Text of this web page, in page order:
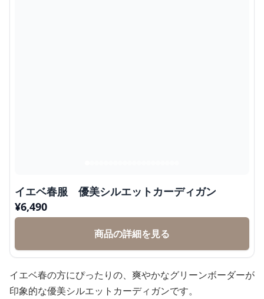
イエベ春服 優美シルエットカーディガン
¥6,490
商品の詳細を見る
イエベ春の方にぴったりの、爽やかなグリーンボーダーが
印象的な優美シルエットカーディガンです。